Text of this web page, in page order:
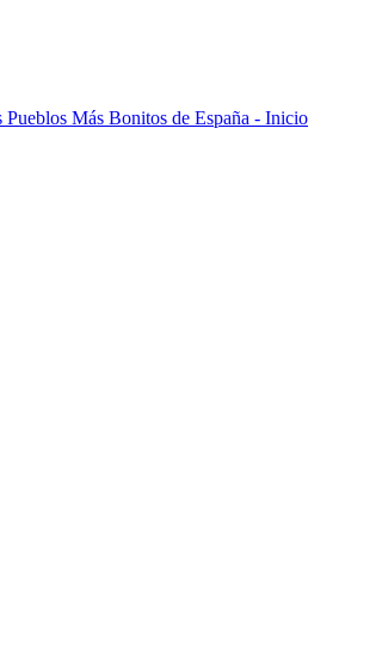
Pueblos Más Bonitos de España - Inicio